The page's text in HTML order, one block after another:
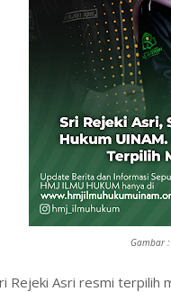
Gambar
Rejeki Asri resmi terpilih